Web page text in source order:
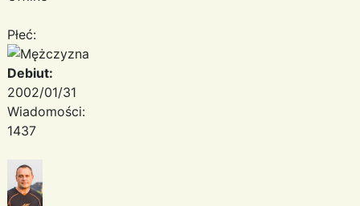
Płeć:
Debiut:
2002/01/31
Wiadomości:
1437